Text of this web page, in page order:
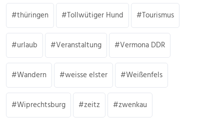
thüringen Tollwütiger Hund Tourismus
urlaub Veranstaltung Vermona DDR
Wandern weisse elster Weißenfels
Wiprechtsburg zeitz zwenkau